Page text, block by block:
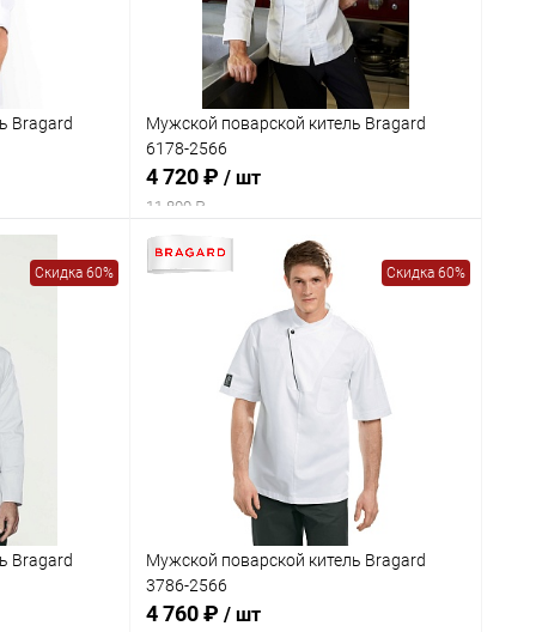
Bragard
Мужской поварской китель Bragard
6178-2566
4 720 ₽ / шт
11 800 ₽
Скидка 60%
Bragard
Скидка 60%
Мужской поварской китель Bragard
3786-2566
4 760 ₽ / шт